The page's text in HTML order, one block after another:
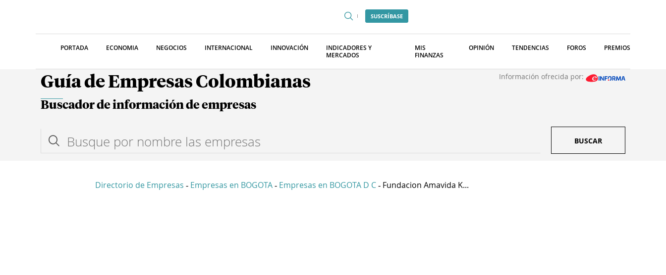
SUSCRÍBASE
PORTADA ECONOMIA NEGOCIOS INTERNACIONAL INNOVACIÓN
INDICADORES Y
MERCADOS
MIS
FINANZAS
OPINIÓN TENDENCIAS FOROS PREMIOS
Guía de Empresas Colombianas Información ofrecida por:
Buscador de información de empresas
BUSCAR
Directorio de Empresas - Empresas en BOGOTA - Empresas en BOGOTA D C - Fundacion Amavida K...